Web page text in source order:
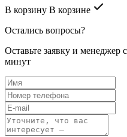
В корзину В корзине
Остались вопросы?
Оставьте заявку и менеджер
минут